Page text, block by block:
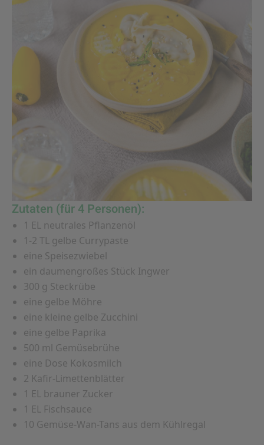
Zutaten (für 4 Personen):
1 EL neutrales Pflanzenöl
1-2 TL gelbe Currypaste
eine Speisezwiebel
ein daumengroßes Stück Ingwer
300 g Steckrübe
eine gelbe Möhre
eine kleine gelbe Zucchini
eine gelbe Paprika
500 ml Gemüsebrühe
eine Dose Kokosmilch
2 Kafir-Limettenblätter
1 EL brauner Zucker
1 EL Fischsauce
10 Gemüse-Wan-Tans aus dem Kühlregal